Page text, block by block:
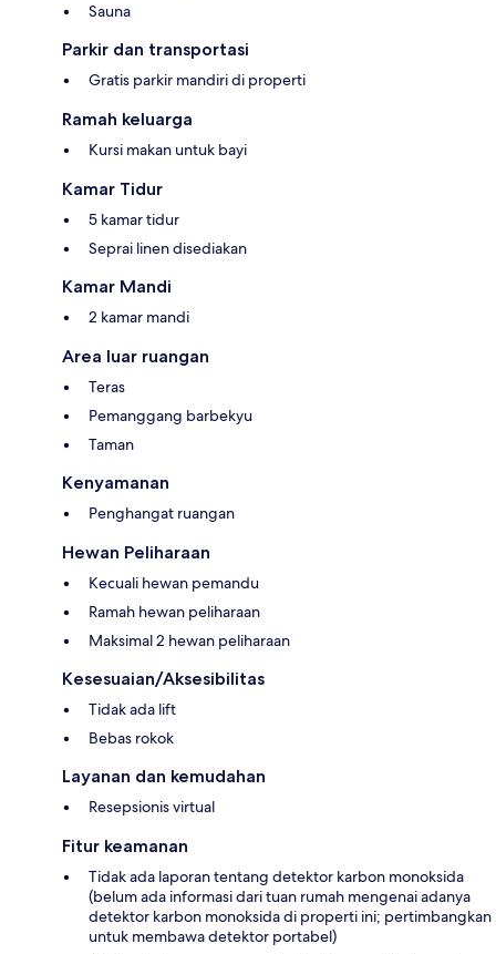
Sauna
Parkir dan transportasi
Gratis parkir mandiri di properti
Ramah keluarga
Kursi makan untuk bayi
Kamar Tidur
5 kamar tidur
Seprai linen disediakan
Kamar Mandi
2 kamar mandi
Area luar ruangan
Teras
Pemanggang barbekyu
Taman
Kenyamanan
Penghangat ruangan
Hewan Peliharaan
Kecuali hewan pemandu
Ramah hewan peliharaan
Maksimal 2 hewan peliharaan
Kesesuaian/Aksesibilitas
Tidak ada lift
Bebas rokok
Layanan dan kemudahan
Resepsionis virtual
Fitur keamanan
Tidak ada laporan tentang detektor karbon monoksida
(belum ada informasi dari tuan rumah mengenai adanya
detektor karbon monoksida di properti ini; pertimbangkan
untuk membawa detektor portabel)